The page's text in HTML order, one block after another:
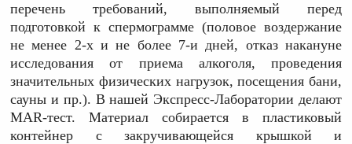
перечень требований, выполняемый перед
подготовкой к спермограмме (половое воздержание
не менее 2-х и не более 7-и дней, отказ накануне
исследования от приема алкоголя, проведения
значительных физических нагрузок, посещения бани,
сауны и пр.). В нашей Экспресс-Лаборатории делают
MAR-тест. Материал собирается в пластиковый
контейнер с закручивающейся крышкой и